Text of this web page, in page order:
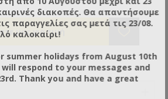
για την αποθήκευση του
τακτοποιημένο χώρο
διακοπές. Θα απαντήσουμε
παραγγελίες σας μετά τις 23/08.
καλοκαίρι!
summer holidays from August 10th
respond to your messages and
Thank you and have a great